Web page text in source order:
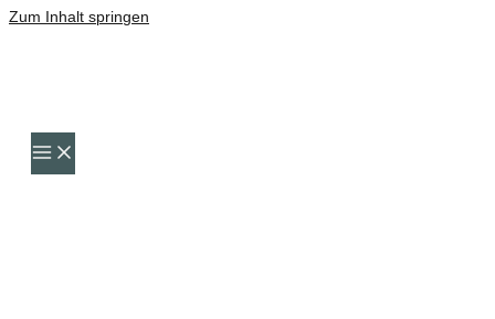
Zum Inhalt springen